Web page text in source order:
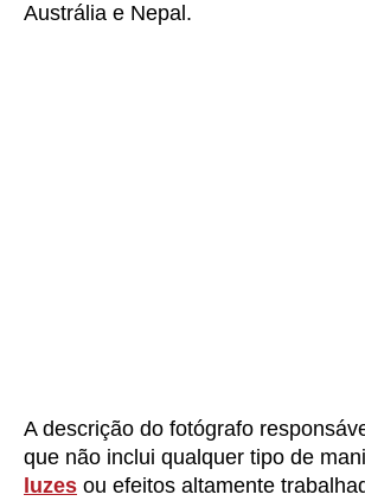
Austrália e Nepal.
A descrição do fotógrafo
que não inclui qualquer tipo de
luzes ou efeitos altamente